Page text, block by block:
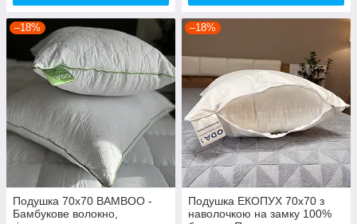
–18%
Подушка 70х70 BAMBOO -
Бамбукове волокно,
–18%
Подушка ЕКОПУХ 70х70 з
наволочкою на замку 100%